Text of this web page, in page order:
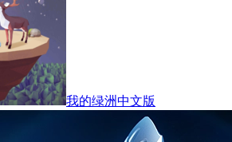
我的绿洲中文版